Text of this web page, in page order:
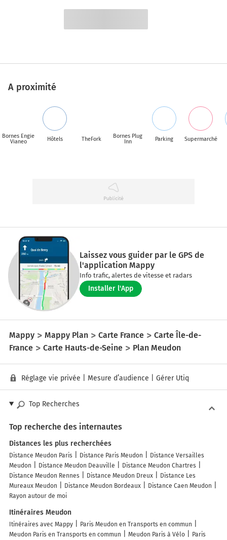
A proximité
Bornes Engie
Vianeo
Hôtels TheFork
Bornes Plug
Inn
Parking Supermarché
Laissez vous guider par le GPS de
l'application Mappy
Info trafic, alertes de vitesse et radars
Installer l'App
Mappy Mappy Plan Carte France
Carte Île-de-
France
Carte Hauts-de-Seine Plan Meudon
Réglage vie privée Mesure d’audience Gérer Utiq
Top Recherches
Top recherche des internautes
Distances les plus recherchées
Distance Meudon Paris Distance Paris Meudon
Distance Versailles
Meudon
Distance Meudon Deauville
Distance Meudon Chartres
Distance Meudon Rennes
Distance Meudon Dreux
Distance Les
Mureaux Meudon
Distance Meudon Bordeaux
Distance Caen Meudon
Rayon autour de moi
Itinéraires Meudon
Itinéraires avec Mappy
Paris Meudon en Transports en commun
Meudon Paris en Transports en commun
Meudon Paris à Vélo
Paris